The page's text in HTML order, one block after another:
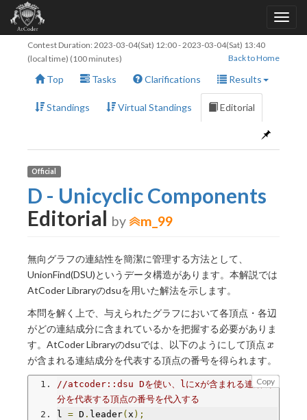
Contest Duration: 2023-03-04(Sat) 12:00-2023-03-04(Sat) 13:40
(local time) (100 minutes)
Back to Home
Top Tasks Clarifications Results
Standings Virtual Standings Editorial
Official
D - Unicyclic Components
Editorial by m_99
無向グラフの連結性を簡潔に管理する方法として、
UnionFind(DSU)というデータ構造があります。本解説では
AtCoder Libraryのdsuを用いた解法を示します。
本問を解く上で、与えられたグラフにおいて各頂点・各辺
がどの連結成分に含まれているかを把握する必要がありま
す。AtCoder Libraryのdsuでは、以下のようにして頂点 x
x
が含まれる連結成分を代表する頂点の番号を得られます。
Copy
//atcoder::dsu Dを使い、lにxが含まれる連結成
分を代表する頂点の番号を代入する
l = D . leader( x );